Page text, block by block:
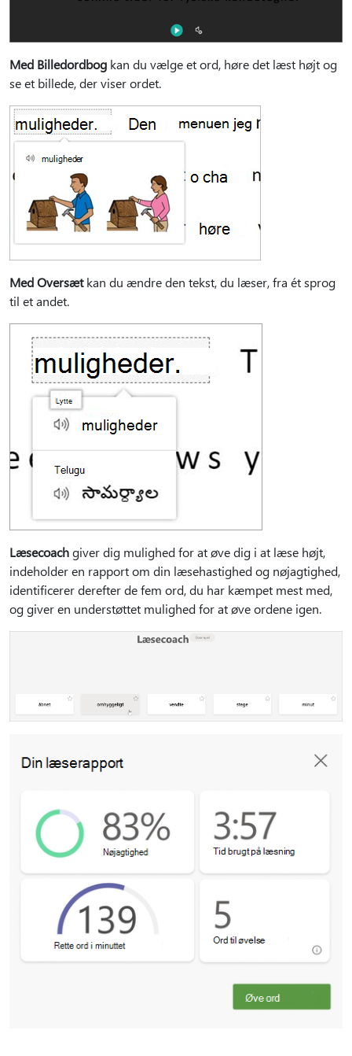
Med Billedordbog kan du vælge et ord, høre det læst højt og
se et billede, der viser ordet.
Med Oversætkan du ændre den tekst, du læser, fra ét sprog
til et andet.
Læsecoachgiver dig mulighed for at øve dig i at læse højt,
indeholder en rapport om din læsehastighed og nøjagtighed,
identificerer derefter de fem ord, du har kæmpet mest med,
og giver en understøttet mulighed for at øve ordene igen.